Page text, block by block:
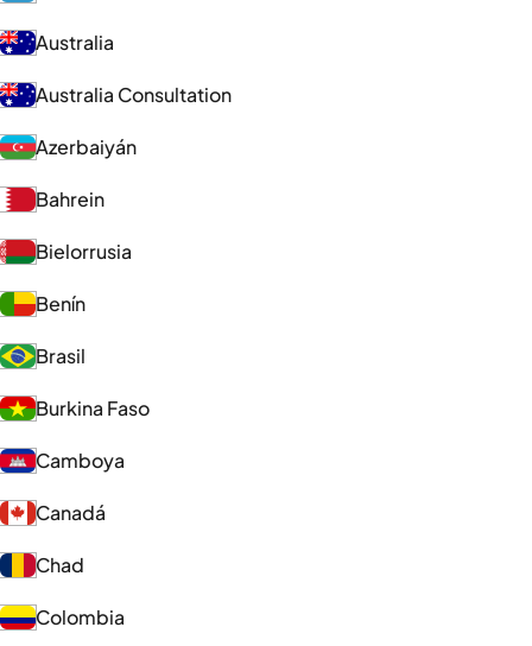
Australia
Australia Consultation
Azerbaiyán
Bahrein
Bielorrusia
Benín
Brasil
Burkina Faso
Camboya
Canadá
Chad
Colombia